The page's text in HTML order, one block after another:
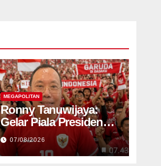
MEGAPOLITAN
Ronny Tanuwijaya:
Gelar Piala Presiden
2026 Bukti Persebaya
Kembali ke Jalur Juara
07/08/2026